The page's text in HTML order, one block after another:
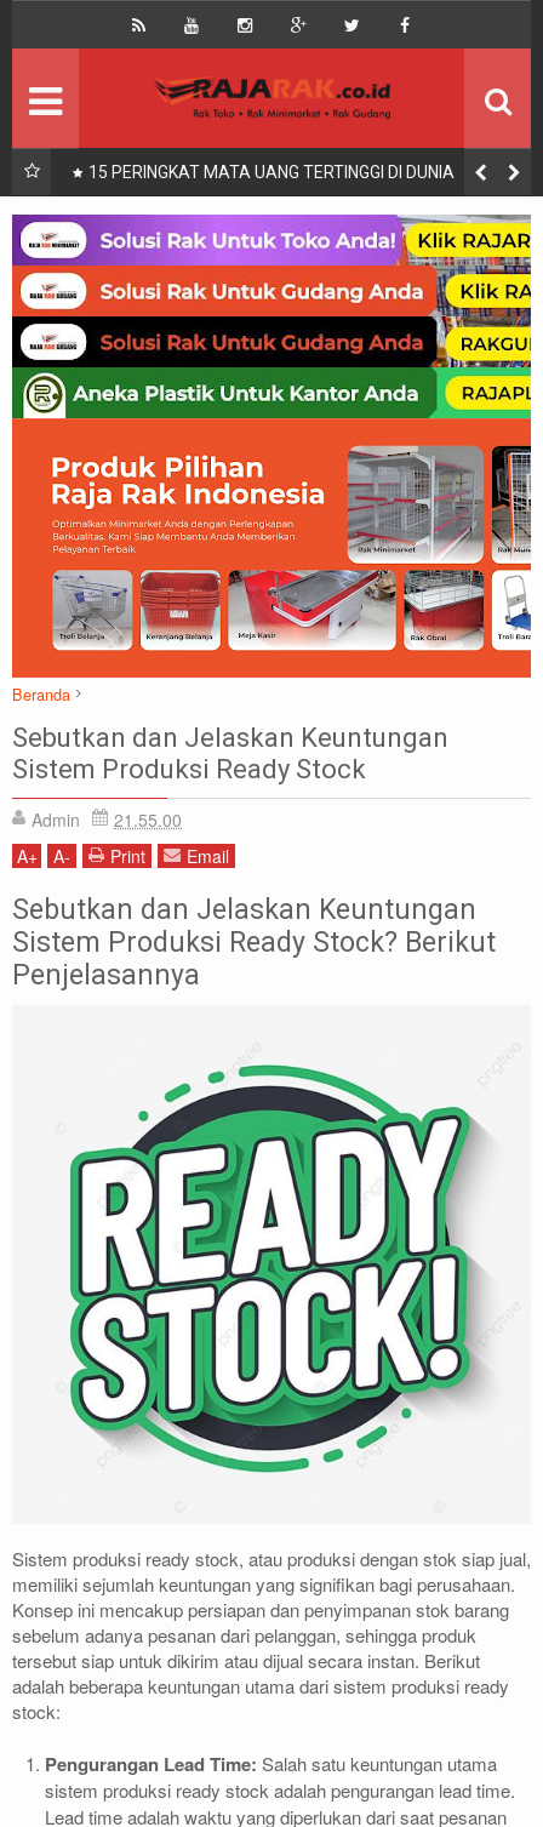
15 PERINGKAT MATA UANG TERTINGGI DI DUNIA
Beranda
Ready Stock
Sebutkan dan Jelaskan Keuntungan Sistem Produksi Ready Stock
Sebutkan dan Jelaskan Keuntungan
Sistem Produksi Ready Stock
Admin
21.55.00
A+ A- Print Email
Sebutkan dan Jelaskan Keuntungan
Sistem Produksi Ready Stock? Berikut
Penjelasannya
Sistem produksi ready stock, atau produksi dengan stok siap jual,
memiliki sejumlah keuntungan yang signifikan bagi perusahaan.
Konsep ini mencakup persiapan dan penyimpanan stok barang
sebelum adanya pesanan dari pelanggan, sehingga produk
tersebut siap untuk dikirim atau dijual secara instan. Berikut
adalah beberapa keuntungan utama dari sistem produksi ready
stock:
Pengurangan Lead Time: Salah satu keuntungan utama
sistem produksi ready stock adalah pengurangan lead time.
Lead time adalah waktu yang diperlukan dari saat pesanan
Beranda
Kontak About Us
Rak Gudang Rak besi/Rak pallet
Rak Minimarket Supermarket
Produk Lain Peralatan Toko Dll
Artikel Retail & Logistik